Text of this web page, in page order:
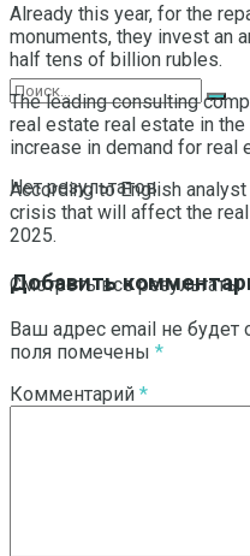
Нет результатов
Смотреть все результаты
Already this year, for the
monuments, they invest an
half tens of billion rubles.
The leading consulting
real estate real estate in
increase in demand for real
According to English
crisis that will affect the
2025.
Добавить
Ваш адрес email не будет
поля помечены *
Комментарий *